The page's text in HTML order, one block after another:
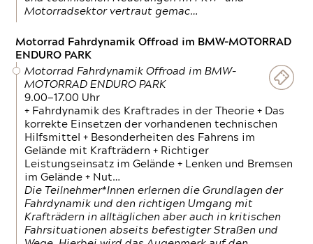
Motorradsektor vertraut gemac…
Motorrad Fahrdynamik Offroad im BMW-MOTORRAD
ENDURO PARK
Motorrad Fahrdynamik Offroad im BMW-
MOTORRAD ENDURO PARK
9.00—17.00 Uhr
+ Fahrdynamik des Kraftrades in der Theorie + Das
korrekte Einsetzen der vorhandenen technischen
Hilfsmittel + Besonderheiten des Fahrens im
Gelände mit Krafträdern + Richtiger
Leistungseinsatz im Gelände + Lenken und Bremsen
im Gelände + Nut…
Die Teilnehmer*Innen erlernen die Grundlagen der
Fahrdynamik und den richtigen Umgang mit
Krafträdern in alltäglichen aber auch in kritischen
Fahrsituationen abseits befestigter Straßen und